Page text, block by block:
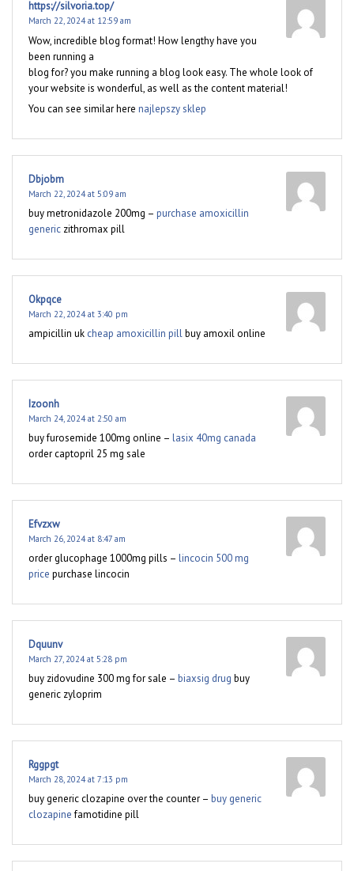
https://silvoria.top/
March 22, 2024 at 12:59 am
Wow, incredible blog format! How lengthy have you
been running a
blog for? you make running a blog look easy. The whole look of
your website is wonderful, as well as the content material!
You can see similar here najlepszy sklep
Dbjobm
March 22, 2024 at 5:09 am
buy metronidazole 200mg – purchase amoxicillin
generic zithromax pill
Okpqce
March 22, 2024 at 3:40 pm
ampicillin uk cheap amoxicillin pillbuy amoxil online
Izoonh
March 24, 2024 at 2:50 am
buy furosemide 100mg online – lasix 40mg canada
order captopril 25 mg sale
Efvzxw
March 26, 2024 at 8:47 am
order glucophage 1000mg pills – lincocin 500 mg
price purchase lincocin
Dquunv
March 27, 2024 at 5:28 pm
buy zidovudine 300 mg for sale – biaxsig drug buy
generic zyloprim
Rggpgt
March 28, 2024 at 7:13 pm
buy generic clozapine over the counter – buy generic
clozapinefamotidine pill